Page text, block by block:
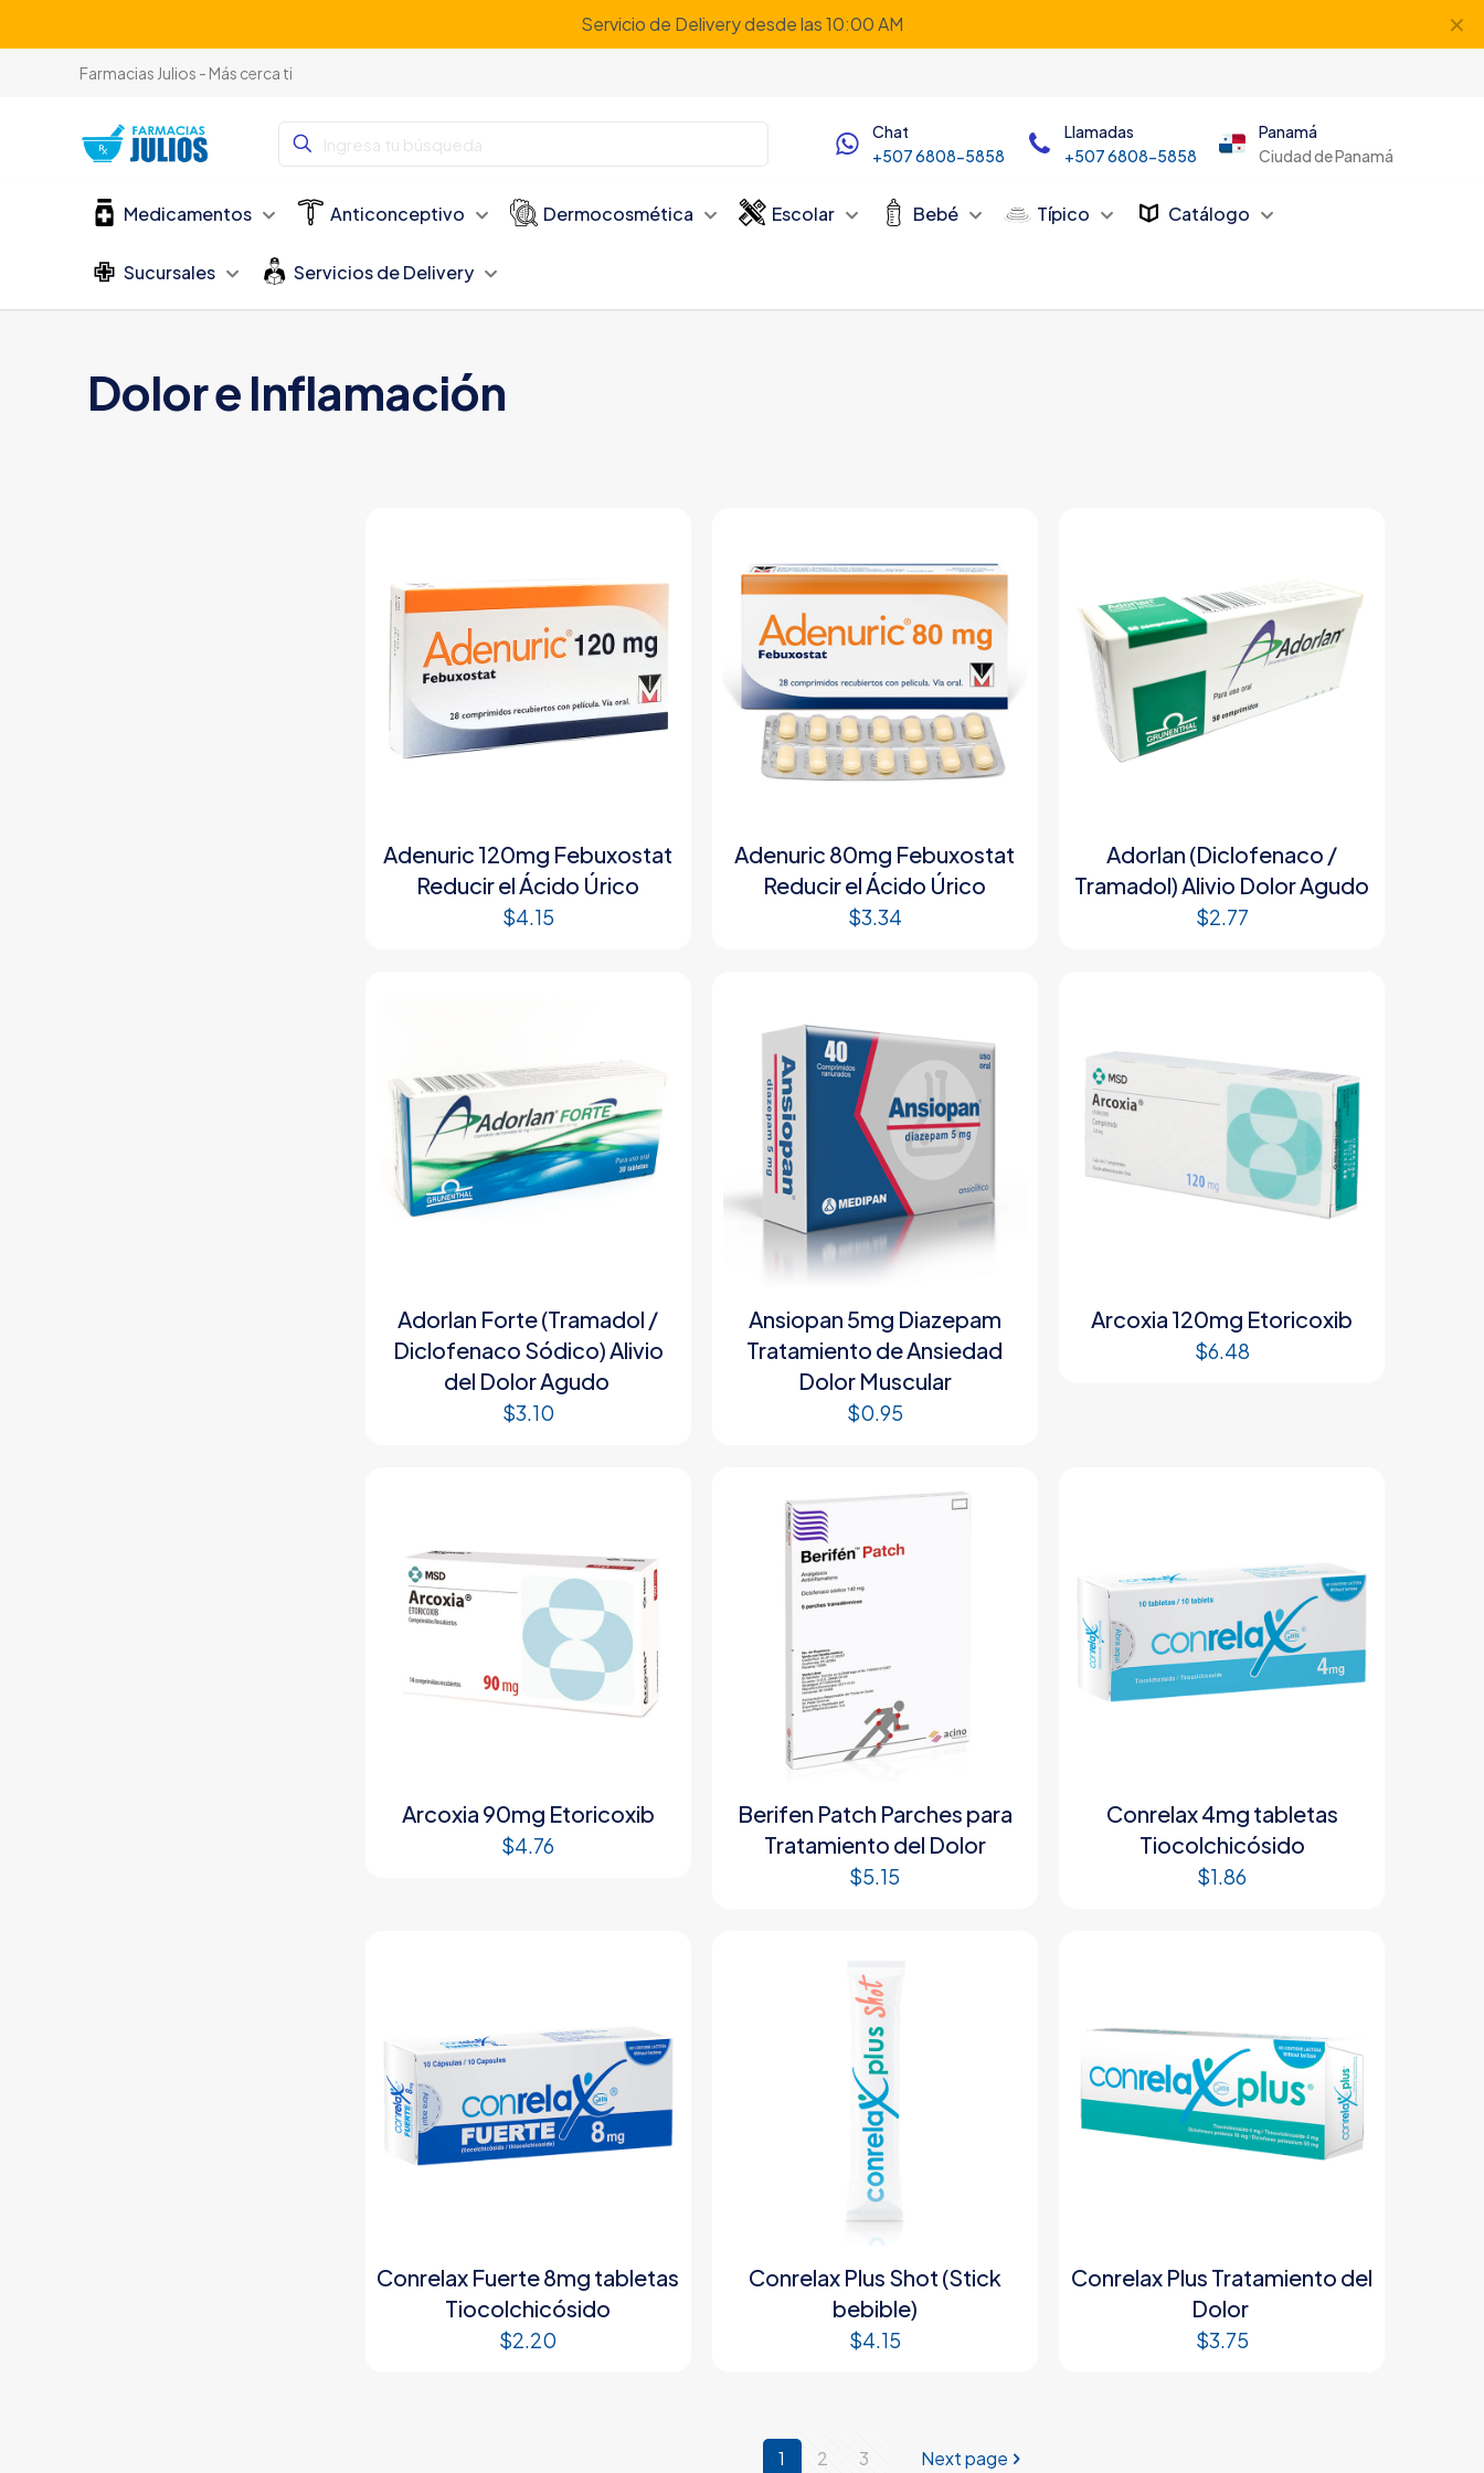
Servicio de Delivery desde las 10:00 AM ✕
Farmacias Julios - Más cerca ti
Chat
+507 6808-5858
Llamadas
+507 6808-5858
Panamá
Ciudad de Panamá
Medicamentos Anticonceptivo Dermocosmética Escolar Bebé Típico Catálogo
Sucursales Servicios de Delivery
Dolor e Inflamación
Adenuric 120mg Febuxostat
Reducir el Ácido Úrico
$4.15
Adenuric 80mg Febuxostat
Reducir el Ácido Úrico
$3.34
Adorlan (Diclofenaco /
Tramadol) Alivio Dolor Agudo
$2.77
Adorlan Forte (Tramadol /
Diclofenaco Sódico) Alivio
del Dolor Agudo
$3.10
Ansiopan 5mg Diazepam
Tratamiento de Ansiedad
Dolor Muscular
$0.95
Arcoxia 120mg Etoricoxib
$6.48
Arcoxia 90mg Etoricoxib
$4.76
Berifen Patch Parches para
Tratamiento del Dolor
$5.15
Conrelax 4mg tabletas
Tiocolchicósido
$1.86
Conrelax Fuerte 8mg tabletas
Tiocolchicósido
$2.20
Conrelax Plus Shot (Stick
bebible)
$4.15
Conrelax Plus Tratamiento del
Dolor
$3.75
1 2 3 Next page